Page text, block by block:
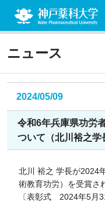
ニュース
2024/05/09
令和6年兵庫県功労
ついて（北川裕之学
北川 裕之 学長が2024
術教育功労）を受賞さ
〔表彰式 2024年5月
神戸薬科大学